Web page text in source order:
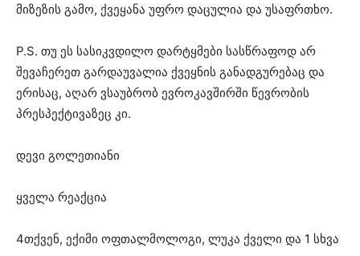
მიზეზის გამო, ქვეყანა უფრო დაცულია და უსაფრთხო.
P.S. თუ ეს სასიკვდილო დარტყმები სასწრაფოდ არ
შევაჩერეთ გარდაუვალია ქვეყნის განადგურებაც და
ერისაც, აღარ ვსაუბრობ ევროკავშირში წევრობის
პრესპექტივაზეც კი.
დევი გოლეთიანი
ყველა რეაქცია
4თქვენ, ექიმი ოფთალმოლოგი, ლუკა ქველი და 1 სხვა